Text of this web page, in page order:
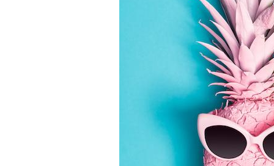
Et si les caries pouvaient
bientôt disparaître sans
plombage ?
Éclipse solaire du 12 août
: “Des verres adaptés,
c'est indispensable pour
la santé des yeux”
Les troubles du sommeil
modifient votre cerveau !